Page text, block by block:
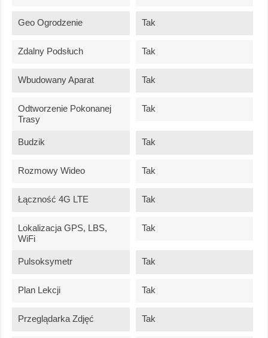
Geo Ogrodzenie Tak
Zdalny Podsłuch Tak
Wbudowany Aparat Tak
Odtworzenie Pokonanej
Trasy
Tak
Budzik Tak
Rozmowy Wideo Tak
Łączność 4G LTE Tak
Lokalizacja GPS, LBS,
WiFi
Tak
Pulsoksymetr Tak
Plan Lekcji Tak
Przeglądarka Zdjęć Tak